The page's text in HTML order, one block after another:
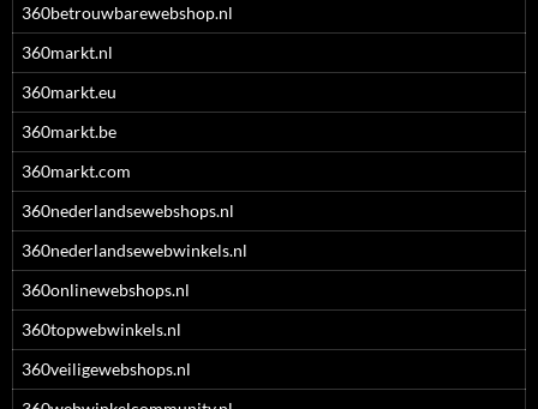
360betrouwbarewebshop.nl
360markt.nl
360markt.eu
360markt.be
360markt.com
360nederlandsewebshops.nl
360nederlandsewebwinkels.nl
360onlinewebshops.nl
360topwebwinkels.nl
360veiligewebshops.nl